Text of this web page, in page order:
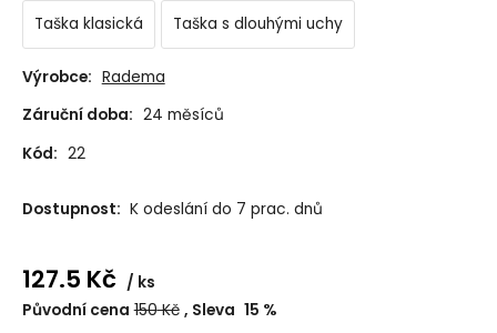
Taška klasická
Taška s dlouhými uchy
Výrobce: Radema
Záruční doba: 24 měsíců
Kód: 22
Dostupnost: K odeslání do 7 prac. dnů
127.5 Kč
ks
Původní cena 150Kč Sleva 15 %